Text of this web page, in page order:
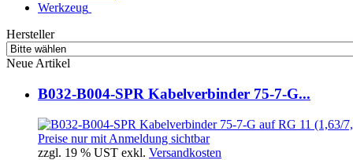
Werkzeug
Hersteller
Neue Artikel
B032-B004-SPR Kabelverbinder 75-7-G...
Preise nur mit Anmeldung sichtbar
zzgl. 19 % UST exkl. Versandkosten